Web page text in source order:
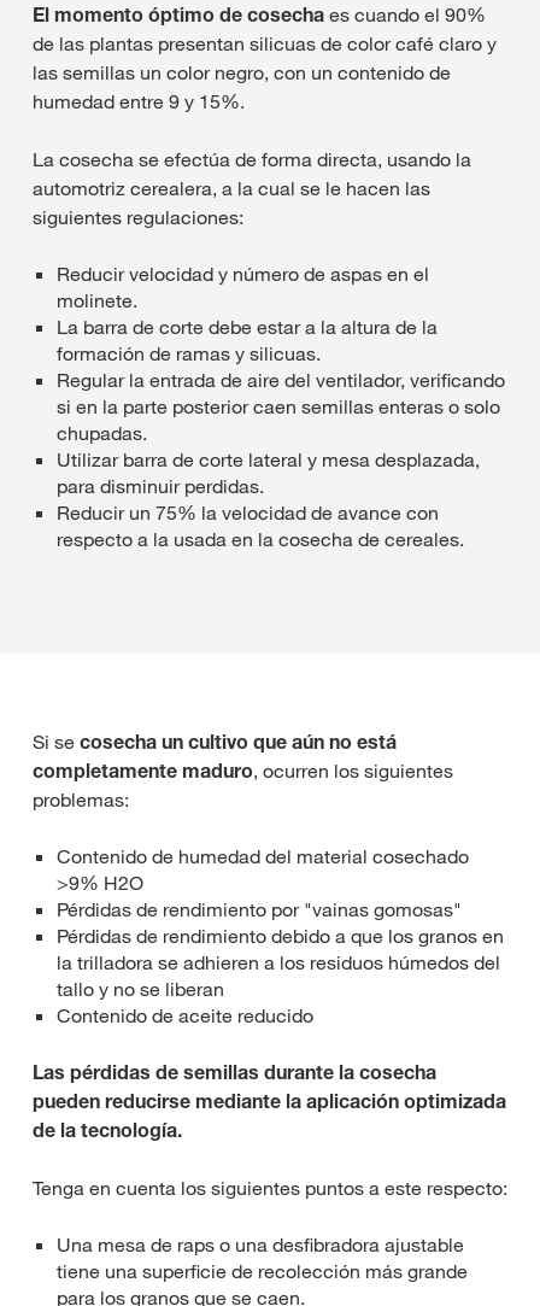
El momento óptimo de cosecha es cuando el 90%
de las plantas presentan silicuas de color café claro y
las semillas un color negro, con un contenido de
humedad entre 9 y 15%.
La cosecha se efectúa de forma directa, usando la
automotriz cerealera, a la cual se le hacen las
siguientes regulaciones:
Reducir velocidad y número de aspas en el
molinete.
La barra de corte debe estar a la altura de la
formación de ramas y silicuas.
Regular la entrada de aire del ventilador, verificando
si en la parte posterior caen semillas enteras o solo
chupadas.
Utilizar barra de corte lateral y mesa desplazada,
para disminuir perdidas.
Reducir un 75% la velocidad de avance con
respecto a la usada en la cosecha de cereales.
Si se cosecha un cultivo que aún no está
completamente maduro, ocurren los siguientes
problemas:
Contenido de humedad del material cosechado
>9% H2O
Pérdidas de rendimiento por "vainas gomosas"
Pérdidas de rendimiento debido a que los granos en
la trilladora se adhieren a los residuos húmedos del
tallo y no se liberan
Contenido de aceite reducido
Las pérdidas de semillas durante la cosecha
pueden reducirse mediante la aplicación optimizada
de la tecnología.
Tenga en cuenta los siguientes puntos a este respecto:
Una mesa de raps o una desfibradora ajustable
tiene una superficie de recolección más grande
para los granos que se caen.